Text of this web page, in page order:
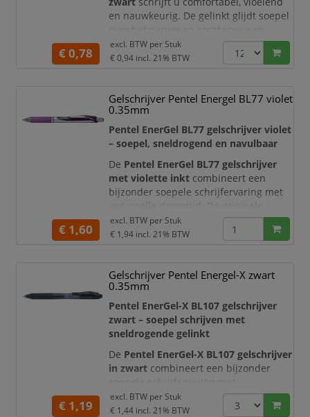
en nauwkeurig. De gelinkt glijdt soepel
gelijkmatige, duidelijk leesbare zwarte
schrijflijn. Dankzij de combinatie van
drukknopmechanismeis deze gelpen
geschikt voor dagelijks gebruik op
kantoor, op school, thuis
€ 0,78
excl. BTW per Stuk
€ 0,94 incl. 21% BTW
Gelschrijver Pentel Energel BL77 violet
0.35mm
Pentel EnerGel BL77 gelschrijver violet
– soepel, sneldrogend en navulbaar
De Pentel EnerGel BL77 gelschrijver
met violette inkt combineert een
bijzonder soepele schrijfervaring met
een snelle droogtijd. De originele
Pentel EnerGel-inkt vloeit gelijkmatig
over het papier en zorgt voor een
notities, kleurcodering, planningen,
creatieve toepassingen en dagelijks sc
€ 1,60
excl. BTW per Stuk
€ 1,94 incl. 21% BTW
Gelschrijver Pentel Energel-X zwart
0.35mm
Pentel EnerGel-X BL107 gelschrijver
zwart – soepel schrijven met
sneldrogende gelinkt
De Pentel EnerGel-X BL107 gelschrijver
in zwart combineert een bijzonder
soepele schrijfervaring met
sneldrogende gelinkt. Hierdoor schrijft
u comfortabel, strak en zonder onnodig
€ 1,19
excl. BTW per Stuk
€ 1,44 incl. 21% BTW